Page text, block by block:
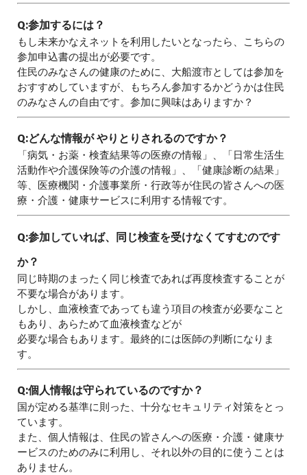
Q:参加するには？
もし未来かなえネットを利用したいとなったら、こちらの
参加申込書の提出が必要です。
住民のみなさんの健康のために、大船渡市としては参加を
おすすめしていますが、もちろん参加するかどうかは住民
のみなさんの自由です。参加に興味はありますか？
Q:どんな情報が やりとりされるのですか？
「病気・お薬・検査結果等の医療の情報」、「日常生活生
活動作や介護保険等の介護の情報」、「健康診断の結果」
等、医療機関・介護事業所・行政等が住民の皆さんへの医
療・介護・健康サービスに利用する情報です。
Q:参加していれば、同じ検査を受けなくてすむのです
か？
同じ時期のまったく同じ検査であれば再度検査することが
不要な場合があります。
しかし、血液検査であっても違う項目の検査が必要なこと
もあり、あらためて血液検査などが
必要な場合もあります。最終的には医師の判断になりま
す。
Q:個人情報は守られているのですか？
国が定める基準に則った、十分なセキュリティ対策をとっ
ています。
また、個人情報は、住民の皆さんへの医療・介護・健康サ
ービスのためのみに利用し、それ以外の目的に使うことは
ありません。